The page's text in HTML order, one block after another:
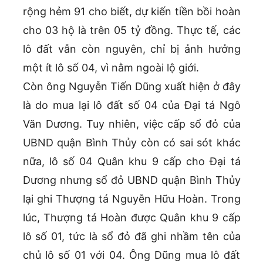
rộng hẻm 91 cho biết, dự kiến tiền bồi hoàn
cho 03 hộ là trên 05 tỷ đồng. Thực tế, các
lô đất vẫn còn nguyên, chỉ bị ảnh hưởng
một ít lô số 04, vì nằm ngoài lộ giới.
Còn ông Nguyễn Tiến Dũng xuất hiện ở đây
là do mua lại lô đất số 04 của Đại tá Ngô
Văn Dương. Tuy nhiên, việc cấp sổ đỏ của
UBND quận Bình Thủy còn có sai sót khác
nữa, lô số 04 Quân khu 9 cấp cho Đại tá
Dương nhưng sổ đỏ UBND quận Bình Thủy
lại ghi Thượng tá Nguyễn Hữu Hoàn. Trong
lúc, Thượng tá Hoàn được Quân khu 9 cấp
lô số 01, tức là sổ đỏ đã ghi nhầm tên của
chủ lô số 01 với 04. Ông Dũng mua lô đất